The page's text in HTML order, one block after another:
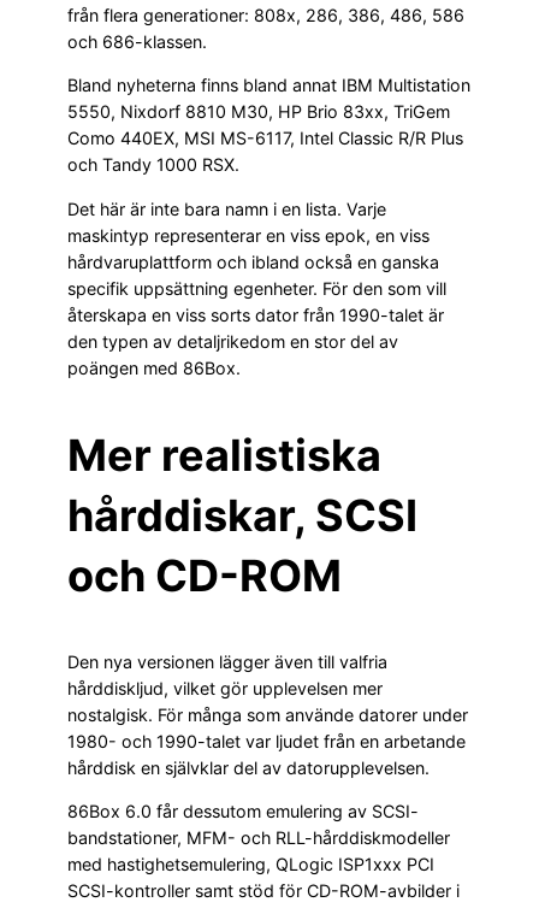
från flera generationer: 808x, 286, 386, 486, 586
och 686-klassen.
Bland nyheterna finns bland annat IBM Multistation
5550, Nixdorf 8810 M30, HP Brio 83xx, TriGem
Como 440EX, MSI MS-6117, Intel Classic R/R Plus
och Tandy 1000 RSX.
Det här är inte bara namn i en lista. Varje
maskintyp representerar en viss epok, en viss
hårdvaruplattform och ibland också en ganska
specifik uppsättning egenheter. För den som vill
återskapa en viss sorts dator från 1990-talet är
den typen av detaljrikedom en stor del av
poängen med 86Box.
Mer realistiska
hårddiskar, SCSI
och CD-ROM
Den nya versionen lägger även till valfria
hårddiskljud, vilket gör upplevelsen mer
nostalgisk. För många som använde datorer under
1980- och 1990-talet var ljudet från en arbetande
hårddisk en självklar del av datorupplevelsen.
86Box 6.0 får dessutom emulering av SCSI-
bandstationer, MFM- och RLL-hårddiskmodeller
med hastighetsemulering, QLogic ISP1xxx PCI
SCSI-kontroller samt stöd för CD-ROM-avbilder i